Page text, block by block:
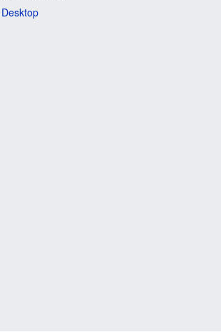
Desktop